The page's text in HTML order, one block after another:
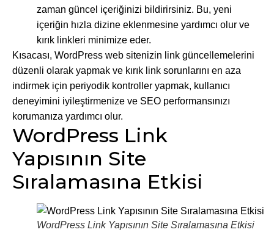
zaman güncel içeriğinizi bildirirsiniz. Bu, yeni
içeriğin hızla dizine eklenmesine yardımcı olur ve
kırık linkleri minimize eder.
Kısacası, WordPress web sitenizin link güncellemelerini
düzenli olarak yapmak ve kırık link sorunlarını en aza
indirmek için periyodik kontroller yapmak, kullanıcı
deneyimini iyileştirmenize ve SEO performansınızı
korumanıza yardımcı olur.
WordPress Link
Yapısının Site
Sıralamasına Etkisi
WordPress Link Yapısının Site Sıralamasına Etkisi